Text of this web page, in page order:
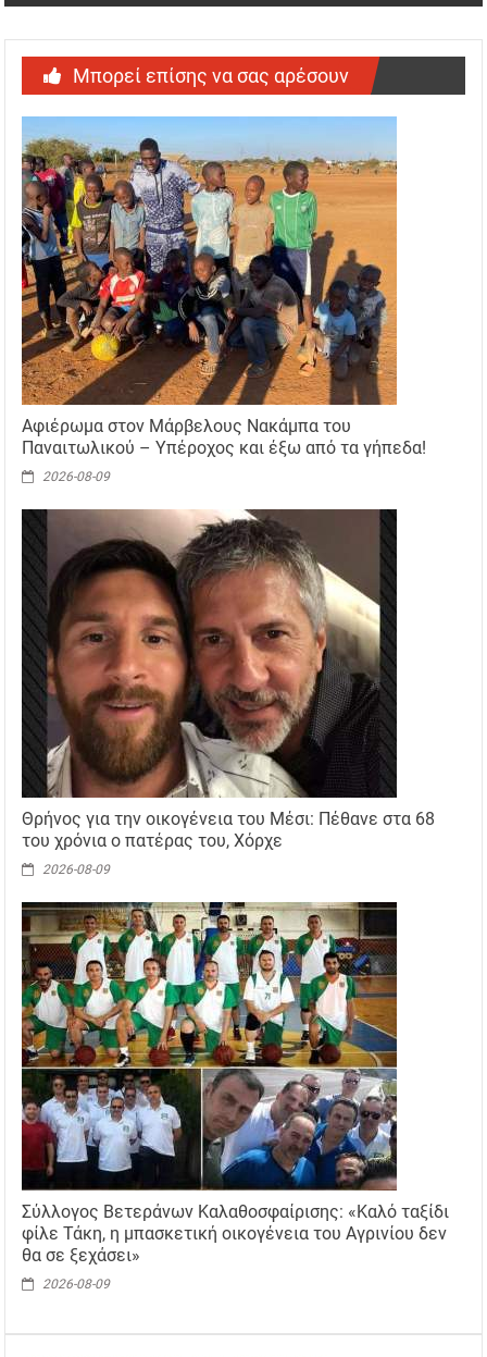
Μπορεί επίσης να σας αρέσουν
Αφιέρωμα στον Μάρβελους Νακάμπα του
Παναιτωλικού – Υπέροχος και έξω από τα γήπεδα!
2026-08-09
Θρήνος για την οικογένεια του Μέσι: Πέθανε στα 68
του χρόνια ο πατέρας του, Χόρχε
2026-08-09
Σύλλογος Βετεράνων Καλαθοσφαίρισης: «Καλό ταξίδι
φίλε Τάκη, η μπασκετική οικογένεια του Αγρινίου δεν
θα σε ξεχάσει»
2026-08-09